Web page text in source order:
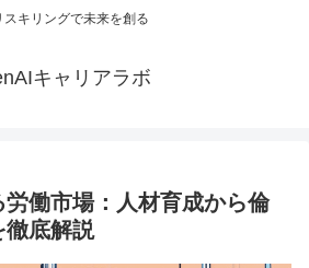
スキリングで未来を創る
キャリアラボ
働市場：人材育成から倫
徹底解説